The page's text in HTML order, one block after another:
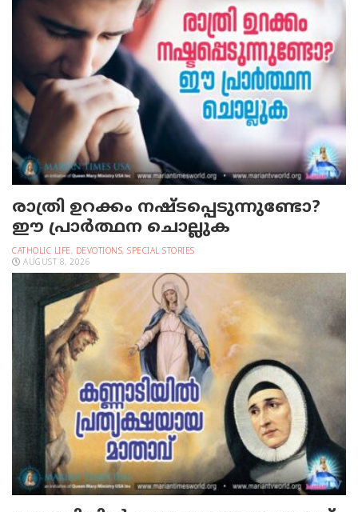
രാത്രി ഉറക്കം നഷ്ടപ്പെടുന്നുണ്ടോ?
ഈ പ്രാര്‍ത്ഥന ചൊല്ലുക
CATHOLIC LIFE, DEVOTIONS, SPECIAL STORIES
AUGUST 8, 2026